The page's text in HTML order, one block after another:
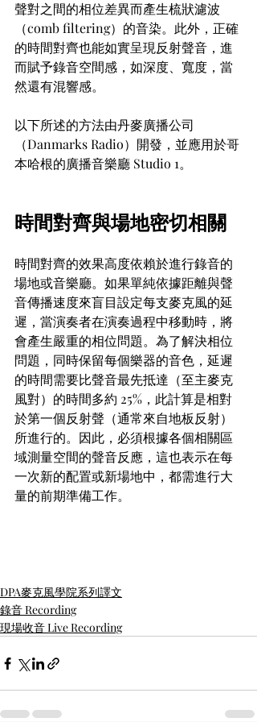
聲對之間的相位差異而產生梳狀濾波
（comb filtering）的音染。此外，正確
的時間對齊也能如實呈現反射聲音，進
而賦予錄音空間感，如深度、寬度，當
然還有混響感。
以下所述的方法由丹麥廣播公司
（Danmarks Radio）開發，並應用於哥
本哈根的廣播音樂廳 Studio 1。
時間對齊與場地密切相關
時間對齊的效果高度依賴於進行錄音的
場地或音樂廳。如果單純依據距離與聲
音傳播速度來盲目設定每支麥克風的延
遲，當演奏者在演奏過程中移動時，將
會產生嚴重的相位問題。為了解決相位
問題，同時保留每個樂器的音色，延遲
的時間需要比聲音最先抵達（至主麥克
風對）的時間多約 25%，此計算是相對
於第一個反射聲（通常來自地板反射）
所進行的。因此，必須根據各個相關區
域測量空間的聲音反應，這也表示在每
一次新的配置或新場地中，都需進行大
量的前期準備工作。
DPA麥克風學院系列譯文
錄音 Recording
現場收音 Live Recording